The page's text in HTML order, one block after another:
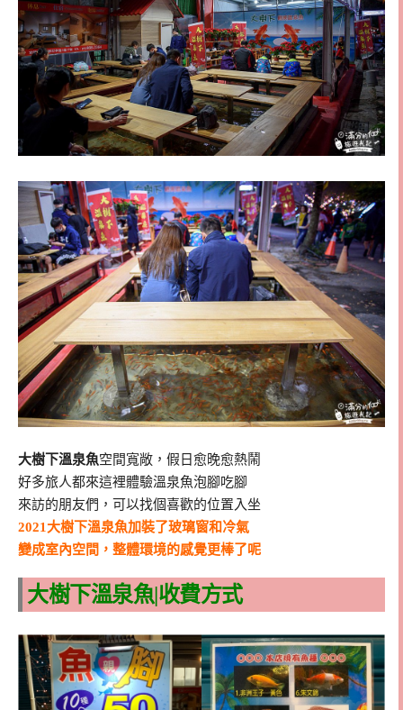
大樹下溫泉魚空間寬敞，假日愈晚愈熱鬧
好多旅人都來這裡體驗溫泉魚泡腳吃腳
來訪的朋友們，可以找個喜歡的位置入坐
2021大樹下溫泉魚加裝了玻璃窗和冷氣
變成室內空間，整體環境的感覺更棒了呢
大樹下溫泉魚|收費方式